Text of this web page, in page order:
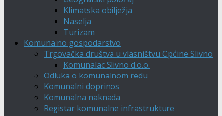
Klimatska obilježja
Naselja
Turizam
Komunalno gospodarstvo
Trgovačka društva u vlasništvu Općine Slivno
Komunalac Slivno d.o.o.
Odluka o komunalnom redu
Komunalni doprinos
Komunalna naknada
Registar komunalne infrastrukture